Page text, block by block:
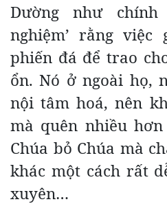
Dường như
nghiệm’ rằng
phiến đá để trao
ổn. Nó ở ngoài họ,
nội tâm hoá, nên
mà quên nhiều
Chúa bỏ Chúa mà
khác một cách rất
xuyên…